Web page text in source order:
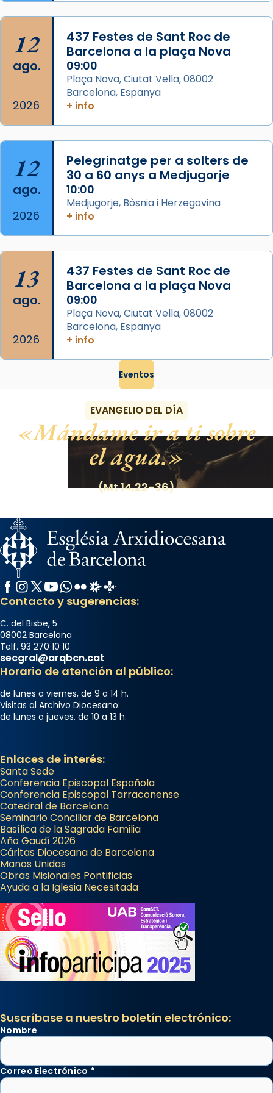
Acompanyant la història de sant Cugat, a
partir de l’Edat Mitjana sorgeix la tradició
que les santes Juliana (“relatiu a Júlia”) i
Semproniana (“relatiu a Semprònia =
eterna”) són deixebles seves. I l’any 1667, el
frare Joan Gaspar Roig, afirma en una obra
que les santes són filles de l’antiga Iluro.
Mataró en reivindicarà les relíq
Foto
View on Facebook ·
12
ago.
2026
437 Festes de Sant Roc de
Barcelona a la plaça Nova
09:00
Plaça Nova, Ciutat Vella, 08002
Barcelona, Espanya
+ info
12
ago.
2026
Pelegrinatge per a solters de
30 a 60 anys a Medjugorje
10:00
Medjugorje, Bòsnia i Herzegovina
+ info
13
ago.
2026
437 Festes de Sant Roc de
Barcelona a la plaça Nova
09:00
Plaça Nova, Ciutat Vella, 08002
Barcelona, Espanya
+ info
Eventos
EVANGELIO DEL DÍA
Mándame ir a ti sobre
el agua.
(Mt 14,22-36)
Facebook
Instagram
X / Twitter
YouTube
WhatsApp
FlickrRadio Estel
Catalunya Cristiana
Contacto y sugerencias:
C. del Bisbe, 5
08002 Barcelona
Telf. 93 270 10 10
secgral@arqbcn.cat
Horario de atención al público:
de lunes a viernes, de 9 a 14 h.
Visitas al Archivo Diocesano:
de lunes a jueves, de 10 a 13 h.
Enlaces de interés:
Santa Sede
Conferencia Episcopal Española
Conferencia Episcopal Tarraconense
Catedral de Barcelona
Seminario Conciliar de Barcelona
Basílica de la Sagrada Familia
Año Gaudí 2026
Cáritas Diocesana de Barcelona
Manos Unidas
Obras Misionales Pontificias
Ayuda a la Iglesia Necesitada
Suscríbase a nuestro boletín electrónico:
Nombre
Correo Electrónico *